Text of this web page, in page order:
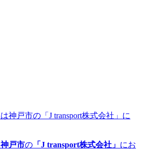
神戸市の 「J transport株式会社」 にお